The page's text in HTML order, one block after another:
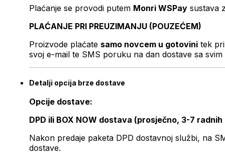
Plaćanje se provodi putem Monri WSPay sustava
PLAĆANJE PRI PREUZIMANJU (POUZEĆEM)
Proizvode plaćate samo novcem u gotovini tek
svoj e-mail te SMS poruku na dan dostave sa svim
Detalji opcija brze dostave
Opcije dostave:
DPD ili BOX NOW dostava (prosječno, 3-7 radnih
Nakon predaje paketa DPD dostavnoj službi, na
dostave.